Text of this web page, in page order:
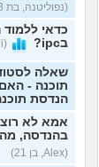
(נפוליטנה, בת 23)
כדאי
בipc?
(lili, בת 25)
שאלה
תוכנה - האם
הנדסת
אמא לא
בהנדסה,
(Alex, בן 21)